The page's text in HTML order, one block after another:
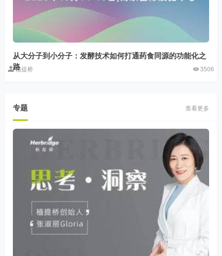
从大分子到小分子：发酵技术如何打通药食同源的功能化之
路
植提桥 3506
专题 查看更多